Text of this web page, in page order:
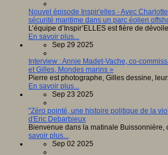
Nouvel épisode Inspir'elles - Avec
sécurité maritime dans un parc éolien
L’équipe d’Inspir’ELLES est fière de
En savoir plus...
Sep 29 2025
Interview : Annie Madet-Vache, co-
et Gilles, Mondes marins »
Pierre est photographe, Gilles dessine,
En savoir plus...
Sep 23 2025
"Zéro pointé, une histoire politique de la
d'Eric Debarbieux
Bienvenue dans la matinale
savoir plus...
Sep 02 2025